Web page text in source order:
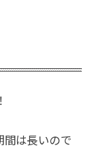
間は長いので